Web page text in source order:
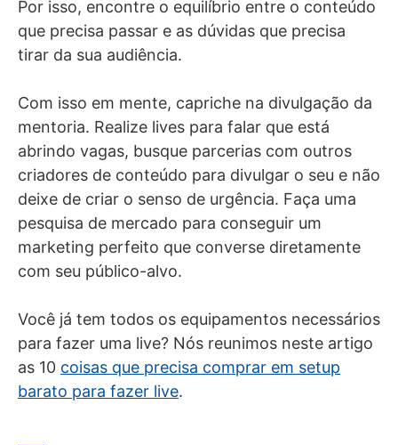
Por isso, encontre o equilíbrio entre o conteúdo
que precisa passar e as dúvidas que precisa
tirar da sua audiência.
Com isso em mente, capriche na divulgação da
mentoria. Realize lives para falar que está
abrindo vagas, busque parcerias com outros
criadores de conteúdo para divulgar o seu e não
deixe de criar o senso de urgência. Faça uma
pesquisa de mercado para conseguir um
marketing perfeito que converse diretamente
com seu público-alvo.
Você já tem todos os equipamentos necessários
para fazer uma live? Nós reunimos neste artigo
as 10 coisas que precisa comprar em setup
barato para fazer live.